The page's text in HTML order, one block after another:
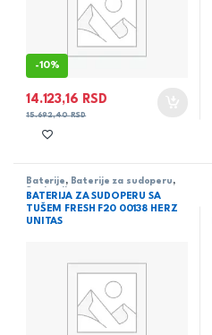
-10%
14.123,16 RSD
15.692,40RSD
Baterije , Baterije za sudoperu ,
Sanitarija
BATERIJA ZA SUDOPERU SA
TUŠEM FRESH F20 00138 HERZ
UNITAS